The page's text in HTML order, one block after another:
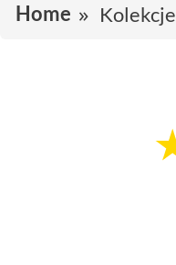
Home Kolekcje